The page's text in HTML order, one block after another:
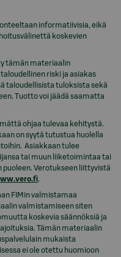
informatiivisia, eikä
koskevien
tämän materiaalin
riski ja asiakas
taloudellisista tuloksista sekä
Tuotto voi jäädä saamatta
ohjaa tulevaa kehitystä.
on syytä tutustua huolella
Asiakkaan tulee
tai muun liiketoimintaa tai
Verotukseen liittyvistä
.
FIMin valmistamaa
valmistamiseen siten
koskevia säännöksiä ja
Tämän materiaalin
mukaista
ei ole otettu huomioon